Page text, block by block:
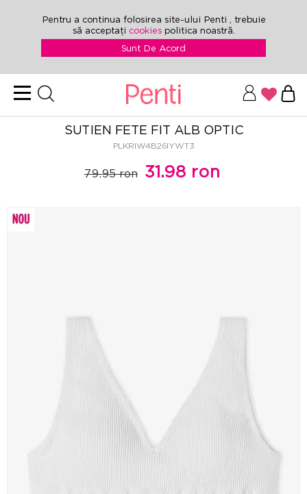
Pentru a continua folosirea site-ului Penti , trebuie
să acceptați cookies politica noastră.
Sunt De Acord
SUTIEN FETE FIT ALB OPTIC
PLKRIW4B26IYWT3
79.95 ron 31.98 ron